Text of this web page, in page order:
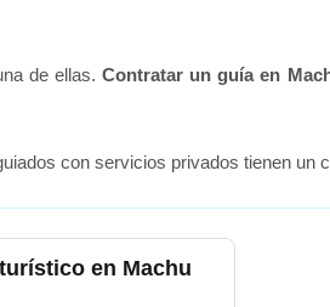
de ellas.Contratar un guía en
con servicios privados tienen un
en Machu